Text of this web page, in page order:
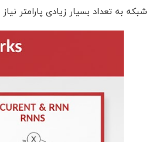
شبکه به تعداد بسیار زیادی پارامتر